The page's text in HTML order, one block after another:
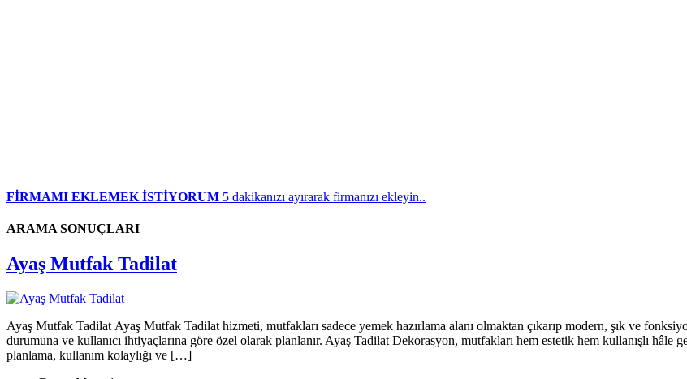
FİRMAMI EKLEMEK İSTİYORUM 5 dakikanızı ayırarak firmanızı ekleyin..
ARAMA SONUÇLARI
Ayaş Mutfak Tadilat
Ayaş Mutfak Tadilat Ayaş Mutfak Tadilat hizmeti, mutfakları sadece yemek hazırlama alanı olmaktan çıkarıp modern, şık ve
durumuna ve kullanıcı ihtiyaçlarına göre özel olarak planlanır. Ayaş Tadilat Dekorasyon, mutfakları hem estetik hem kullanışlı
planlama, kullanım kolaylığı ve […]